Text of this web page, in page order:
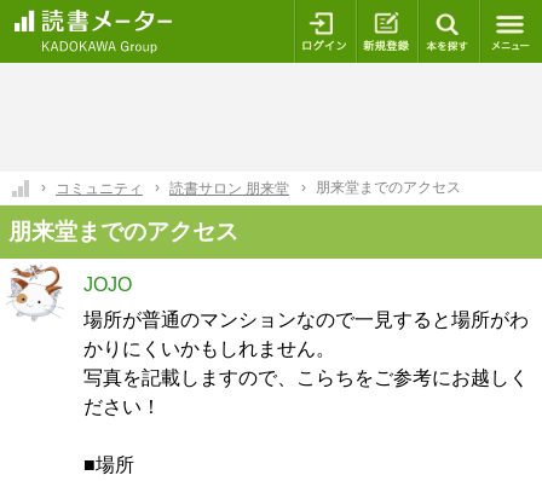
ログイン 新規登録
コミュニティ 読書サロン 朋来堂 朋来堂までのアクセス
朋来堂までのアクセス
JOJO
場所が普通のマンションなので一見すると場所がわ
かりにくいかもしれません。
写真を記載しますので、こらちをご参考にお越しく
ださい！
■場所